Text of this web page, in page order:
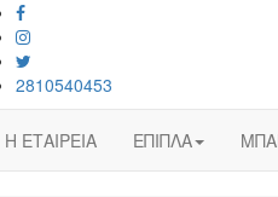
2810540453
Η ΕΤΑΙΡΕΙΑ ΕΠΙΠΛΑ